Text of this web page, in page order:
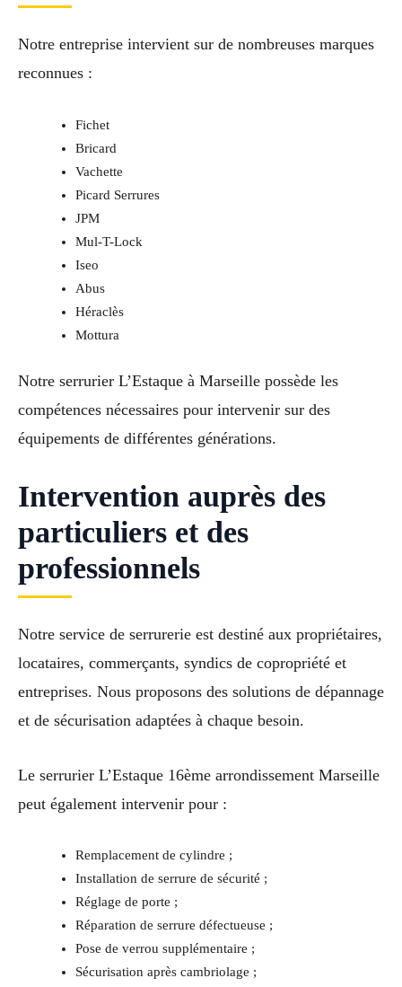
Notre entreprise intervient sur de nombreuses marques
reconnues :
Fichet
Bricard
Vachette
Picard Serrures
JPM
Mul-T-Lock
Iseo
Abus
Héraclès
Mottura
Notre serrurier L’Estaque à Marseille possède les
compétences nécessaires pour intervenir sur des
équipements de différentes générations.
Intervention auprès des
particuliers et des
professionnels
Notre service de serrurerie est destiné aux propriétaires,
locataires, commerçants, syndics de copropriété et
entreprises. Nous proposons des solutions de dépannage
et de sécurisation adaptées à chaque besoin.
Le serrurier L’Estaque 16ème arrondissement Marseille
peut également intervenir pour :
Remplacement de cylindre ;
Installation de serrure de sécurité ;
Réglage de porte ;
Réparation de serrure défectueuse ;
Pose de verrou supplémentaire ;
Sécurisation après cambriolage ;